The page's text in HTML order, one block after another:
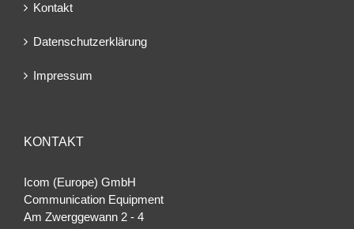
Kontakt
Datenschutzerklärung
Impressum
KONTAKT
Icom (Europe) GmbH
Communication Equipment
Am Zwerggewann 2 ‐ 4